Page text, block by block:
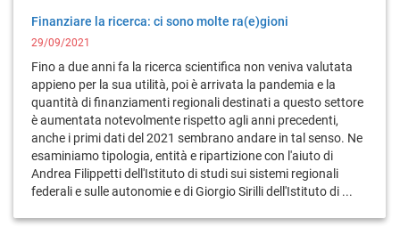
Finanziare la ricerca: ci sono molte ra(e)gioni
29/09/2021
Fino a due anni fa la ricerca scientifica non veniva valutata
appieno per la sua utilità, poi è arrivata la pandemia e la
quantità di finanziamenti regionali destinati a questo settore
è aumentata notevolmente rispetto agli anni precedenti,
anche i primi dati del 2021 sembrano andare in tal senso. Ne
esaminiamo tipologia, entità e ripartizione con l'aiuto di
Andrea Filippetti dell'Istituto di studi sui sistemi regionali
federali e sulle autonomie e di Giorgio Sirilli dell'Istituto di ...